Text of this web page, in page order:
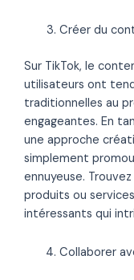
Créer du
Sur TikTok, le
utilisateurs ont
traditionnelles au
engageantes. En
une approche
simplement
ennuyeuse.
produits ou
intéressants qui
Collaborer